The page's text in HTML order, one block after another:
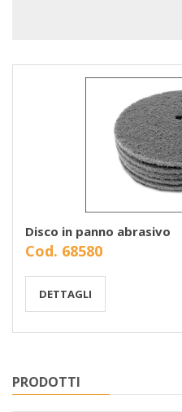
Disco in panno abrasivo
Cod. 68580
DETTAGLI
PRODOTTI